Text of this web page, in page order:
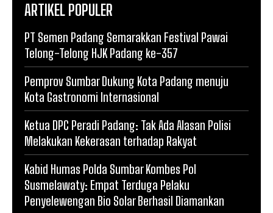
ARTIKEL POPULER
PT Semen Padang Semarakkan Festival Pawai
Telong-Telong HJK Padang ke-357
Pemprov Sumbar Dukung Kota Padang menuju
Kota Gastronomi Internasional
Ketua DPC Peradi Padang: Tak Ada Alasan Polisi
Melakukan Kekerasan terhadap Rakyat
Kabid Humas Polda Sumbar Kombes Pol
Susmelawaty: Empat Terduga Pelaku
Penyelewengan Bio Solar Berhasil Diamankan